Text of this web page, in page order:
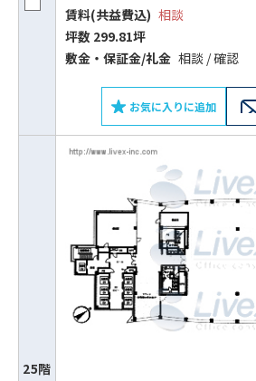
賃料(共益費込) 相談
坪数 299.81坪
敷⾦‧保証⾦/礼⾦ 相談 / 確認
お気に入りに追加
25階
ビルコード：
をお伝えいただくと
スムーズにご案内でき
0120-
平日 9:00〜18:00
電話でお問い合わ